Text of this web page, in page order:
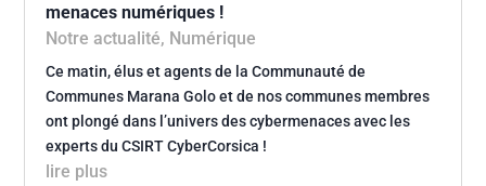
menaces numériques !
Notre actualité, Numérique
Ce matin, élus et agents de la Communauté de
Communes Marana Golo et de nos communes membres
ont plongé dans l’univers des cybermenaces avec les
experts du CSIRT CyberCorsica !
lire plus